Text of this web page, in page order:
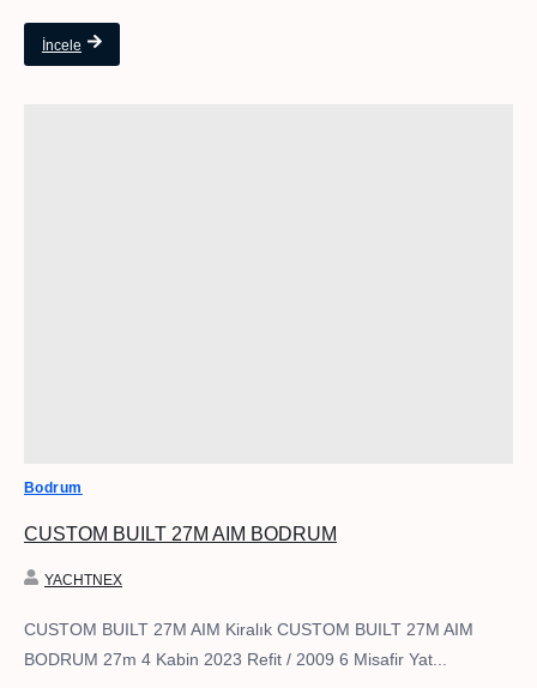
İncele
Bodrum
CUSTOM BUILT 27M AIM BODRUM
YACHTNEX
CUSTOM BUILT 27M AIM Kiralık CUSTOM BUILT 27M AIM
BODRUM 27m 4 Kabin 2023 Refit / 2009 6 Misafir Yat...